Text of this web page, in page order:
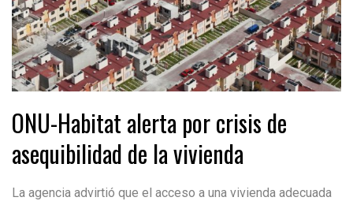
ONU-Habitat alerta por crisis de
asequibilidad de la vivienda
La agencia advirtió que el acceso a una vivienda adecuada